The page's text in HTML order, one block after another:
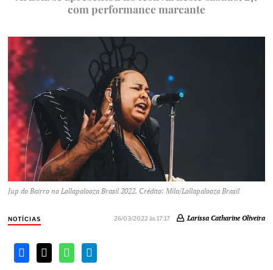
com performance marcante
Jup do Bairro no Lollapalooza Brasil 2022. Crédito: Mila/Lollapalooza Brasil
NOTÍCIAS 26/03/2022 às 17:17 Larissa Catharine Oliveira